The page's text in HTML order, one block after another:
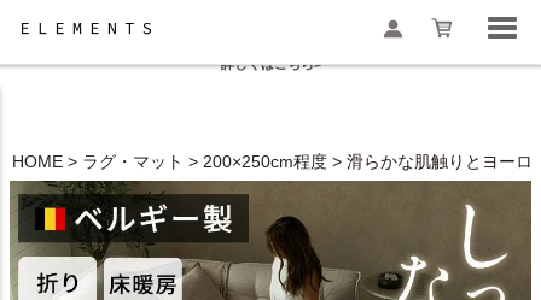
検索
夏季休業と一部地域配送遅延のお知らせ
詳しくはこちら>
HOME ラグ・マット 200×250cm程度 滑らかな肌触りとヨーロ